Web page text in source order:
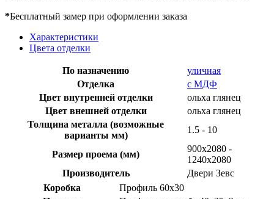
*Бесплатный замер при оформлении заказа
Характеристики
Цвета отделки
По назначению
уличная
Отделка
с МДФ
Цвет внутренней отделки
ольха глянец
Цвет внешней отделки
ольха глянец
Толщина металла (возможные
варианты мм)
1.5 - 10
Размер проема (мм)
900х2080 -
1240х2080
Производитель
Двери Зевс
Коробка
Профиль 60х30